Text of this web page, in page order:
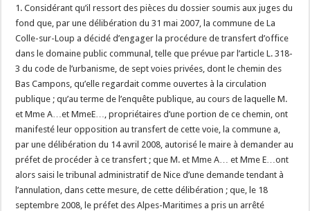
1. Considérant qu’il ressort des pièces du dossier soumis aux juges du
fond que, par une délibération du 31 mai 2007, la commune de La
Colle-sur-Loup a décidé d’engager la procédure de transfert d’office
dans le domaine public communal, telle que prévue par l’article L. 318-
3 du code de l’urbanisme, de sept voies privées, dont le chemin des
Bas Campons, qu’elle regardait comme ouvertes à la circulation
publique ; qu’au terme de l’enquête publique, au cours de laquelle M.
et Mme A…et MmeE…, propriétaires d’une portion de ce chemin, ont
manifesté leur opposition au transfert de cette voie, la commune a,
par une délibération du 14 avril 2008, autorisé le maire à demander au
préfet de procéder à ce transfert ; que M. et Mme A… et Mme E…ont
alors saisi le tribunal administratif de Nice d’une demande tendant à
l’annulation, dans cette mesure, de cette délibération ; que, le 18
septembre 2008, le préfet des Alpes-Maritimes a pris un arrêté